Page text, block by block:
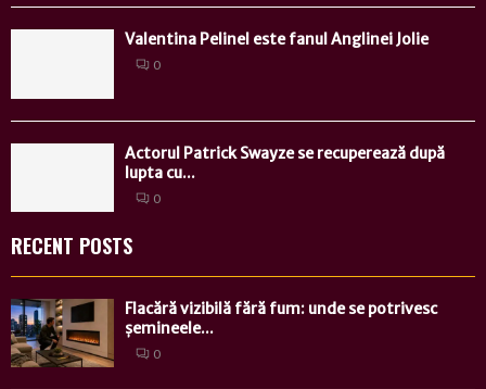
Valentina Pelinel este fanul Anglinei Jolie
0
Actorul Patrick Swayze se recuperează după
lupta cu...
0
RECENT POSTS
Flacără vizibilă fără fum: unde se potrivesc
șemineele...
0